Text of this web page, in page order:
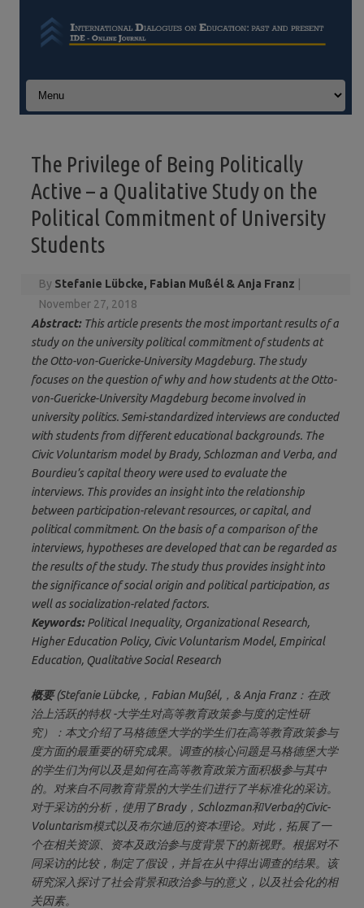
Skip to content
The Privilege of Being Politically
Active – a Qualitative Study on the
Political Commitment of University
Students
By Stefanie Lübcke, Fabian Mußél & Anja Franz
November 27, 2018
Abstract:This article presents the most important results of a
study on the university political commitment of students at
the Otto-von-Guericke-University Magdeburg. The study
focuses on the question of why and how students at the Otto-
von-Guericke-University Magdeburg become involved in
university politics. Semi-standardized interviews are conducted
with students from different educational backgrounds. The
Civic Voluntarism model by Brady, Schlozman and Verba, and
Bourdieu’s capital theory were used to evaluate the
interviews. This provides an insight into the relationship
between participation-relevant resources, or capital, and
political commitment. On the basis of a comparison of the
interviews, hypotheses are developed that can be regarded as
the results of the study. The study thus provides insight into
the significance of social origin and political participation, as
well as socialization-related factors.
Keywords:Political Inequality, Organizational Research,
Higher Education Policy, Civic Voluntarism Model, Empirical
Education, Qualitative Social Research
概要(Stefanie Lübcke,，Fabian Mußél,，& Anja Franz：在政
治上活跃的特权 -大学生对高等教育政策参与度的定性研
究）：本文介绍了马格德堡大学的学生们在高等教育政策参与
度方面的最重要的研究成果。调查的核心问题是马格德堡大学
的学生们为何以及是如何在高等教育政策方面积极参与其中
的。对来自不同教育背景的大学生们进行了半标准化的采访。
对于采访的分析，使用了Brady，Schlozman和Verba的Civic-
Voluntarism模式以及布尔迪厄的资本理论。对此，拓展了一
个在相关资源、资本及政治参与度背景下的新视野。根据对不
同采访的比较，制定了假设，并旨在从中得出调查的结果。该
研究深入探讨了社会背景和政治参与的意义，以及社会化的相
关因素。